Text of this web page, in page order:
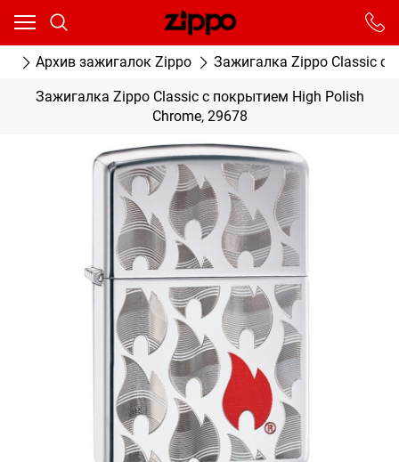
Архив зажигалок Zippo Зажигалка Zippo Classic с
Зажигалка Zippo Classic с покрытием High Polish
Chrome, 29678
Ваш город - Москва,
От выбранного города зависят сроки доставки